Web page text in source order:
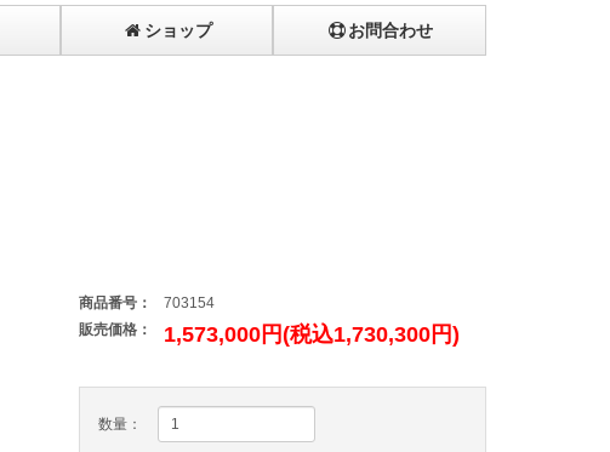
ショップ お問合わせ
商品番号：
703154
販売価格：
1,573,000円(税込1,730,300円)
数量：